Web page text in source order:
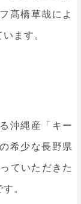
髙橋草哉によ
ます。
沖縄産「キー
希少な長野県
ていただきた
。